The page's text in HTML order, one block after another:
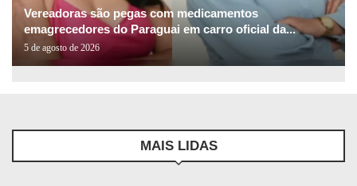
Vereadoras são pegas com medicamentos
emagrecedores do Paraguai em carro oficial da...
5 de agosto de 2026
MAIS LIDAS